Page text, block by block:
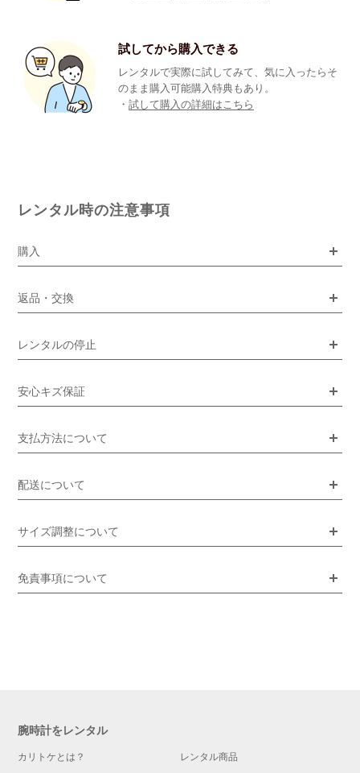
試してから購入できる
レンタルで実際に試してみて、気に入ったらそ
のまま購入可能購入特典もあり。
・試して購入の詳細はこちら
レンタル時の注意事項
購入
返品・交換
レンタルの停止
安心キズ保証
支払方法について
配送について
サイズ調整について
免責事項について
腕時計をレンタル
カリトケとは？ レンタル商品